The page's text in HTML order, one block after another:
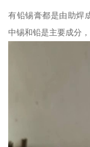
有铅锡膏都是由助焊
中锡和铅是主要成分